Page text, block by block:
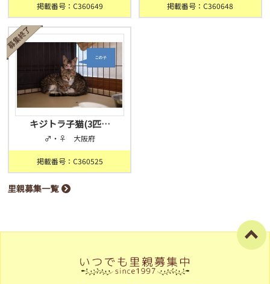
掲載番号：C360649 掲載番号：C360648
キジトラ子猫(3匹…
♂・♀ 大阪府
掲載番号：C360525
里親募集一覧